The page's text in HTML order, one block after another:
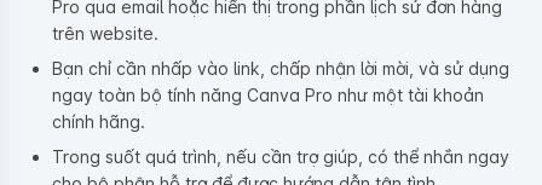
Pro qua email hoặc hiển thị trong phần lịch sử đơn hàng
trên website.
Bạn chỉ cần nhấp vào link, chấp nhận lời mời, và sử dụng
ngay toàn bộ tính năng Canva Pro như một tài khoản
chính hãng.
Trong suốt quá trình, nếu cần trợ giúp, có thể nhắn ngay